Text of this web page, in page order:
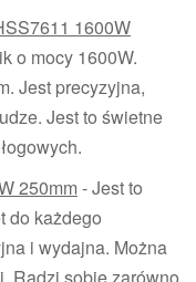
1600W
o mocy 1600W.
Jest precyzyjna,
Jest to świetne
250mm- Jest to
do każdego
i wydajna. Można
Radzi sobie zarówno